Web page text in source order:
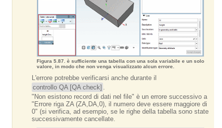
Figura 5.87. è sufficiente una tabella con una sola variabile e un solo
valore, in modo che non venga visualizzato alcun errore.
L'errore potrebbe verificarsi anche durante il
controllo QA [QA check] .
"Non esistono record di dati nel file" è un errore successivo a
"Errore riga ZA (ZA,DA,0), il numero deve essere maggiore di
0" (si verifica, ad esempio, se le righe della tabella sono state
successivamente cancellate.